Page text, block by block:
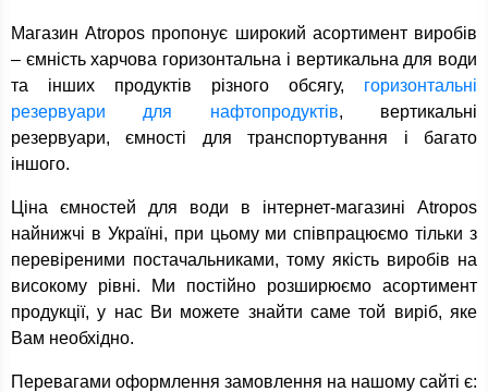
Магазин Atropos пропонує широкий асортимент виробів
– ємність харчова горизонтальна і вертикальна для води
та інших продуктів різного обсягу, горизонтальні
резервуари для нафтопродуктів, вертикальні
резервуари, ємності для транспортування і багато
іншого.
Ціна ємностей для води в інтернет-магазині Atropos
найнижчі в Україні, при цьому ми співпрацюємо тільки з
перевіреними постачальниками, тому якість виробів на
високому рівні. Ми постійно розширюємо асортимент
продукції, у нас Ви можете знайти саме той виріб, яке
Вам необхідно.
Перевагами оформлення замовлення на нашому сайті є: